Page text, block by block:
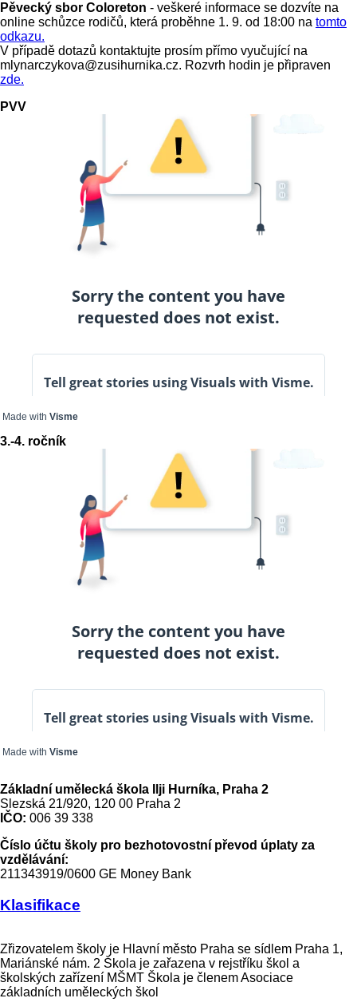
Pěvecký sbor Coloreton - veškeré informace se dozvíte na
online schůzce rodičů, která proběhne 1. 9. od 18:00 na tomto
odkazu.
V případě dotazů kontaktujte prosím přímo vyučující na
mlynarczykova@zusihurnika.cz. Rozvrh hodin je připraven
zde.
PVV
Made with Visme
3.-4. ročník
Made with Visme
Základní umělecká škola Ilji Hurníka, Praha 2
Slezská 21/920, 120 00 Praha 2
IČO: 006 39 338
Číslo účtu školy pro bezhotovostní převod úplaty za
vzdělávání:
211343919/0600 GE Money Bank
Klasifikace
Zřizovatelem školy je Hlavní město Praha se sídlem Praha 1,
Mariánské nám. 2 Škola je zařazena v rejstříku škol a
školských zařízení MŠMT Škola je členem Asociace
základních uměleckých škol